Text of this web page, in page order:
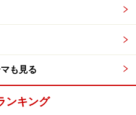
最新の内容をご確認くださ
4 次のページへ
も見る
ンキング